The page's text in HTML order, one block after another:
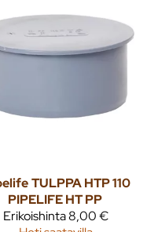
TULPPA HTP 110
PIPELIFE HT PP
Erikoishinta8,00 €